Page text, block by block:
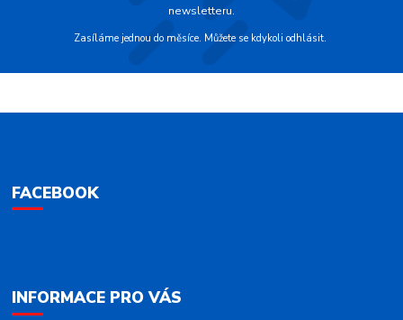
newsletteru.
Zasíláme jednou do měsíce. Můžete se kdykoli odhlásit.
FACEBOOK
INFORMACE PRO VÁS